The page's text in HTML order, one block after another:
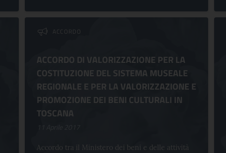
ACCORDO
ACCORDO DI VALORIZZAZIONE PER LA
COSTITUZIONE DEL SISTEMA MUSEALE
REGIONALE E PER LA VALORIZZAZIONE E
PROMOZIONE DEI BENI CULTURALI IN
TOSCANA
11 Aprile 2017
Accordo tra il Ministero dei beni e delle attività